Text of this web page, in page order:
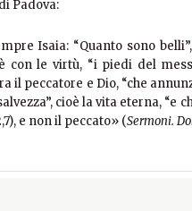
Padova:
Isaia: “Quanto sono
con le virtù, “i piedi del
il peccatore e Dio, “che
cioè la vita eterna, “e
e non il peccato» (Sermoni.